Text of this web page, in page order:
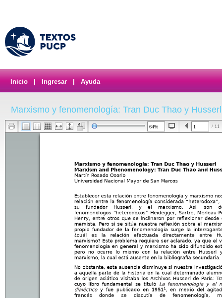
Inicio Ingresar Ayuda
Marxismo y fenomenología: Tran Duc Thao y
/ 11